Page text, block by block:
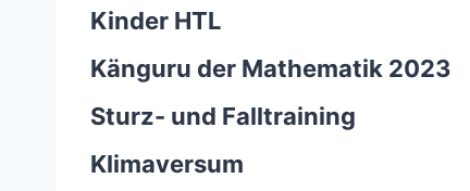
Kinder HTL
Känguru der Mathematik 2023
Sturz- und Falltraining
Klimaversum